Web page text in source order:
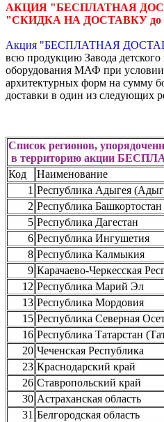
АКЦИЯ "БЕСПЛАТНАЯ
"СКИДКА НА ДОСТАВКУ до
Акция "БЕСПЛАТНАЯ
всю продукцию Завода
оборудования МАФ при
архитектурных форм на сумму
доставки в один из следующих
Список регионов,
в территорию акции
Код
Наименование
1 Республика Адыгея
2 Республика Башкортостан
5 Республика Дагестан
6 Республика Ингушетия
8 Республика Калмыкия
9 Карачаево-Черкесская
12 Республика Марий Эл
13 Республика Мордовия
15 Республика Северная
16 Республика Татарстан
20 Чеченская Республика
23 Краснодарский край
26 Ставропольский край
30 Астраханская область
31 Белгородская область